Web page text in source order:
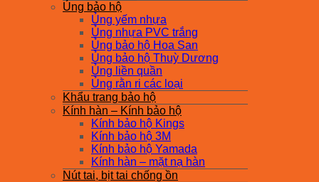
Ủng bảo hộ
Ủng yếm nhựa
Ủng nhựa PVC trắng
Ủng bảo hộ Hoa San
Ủng bảo hộ Thuỳ Dương
Ủng liền quần
Ủng rằn ri các loại
Khẩu trang bảo hộ
Kính hàn – Kính bảo hộ
Kính bảo hộ Kings
Kính bảo hộ 3M
Kính bảo hộ Yamada
Kính hàn – mặt nạ hàn
Nút tai, bịt tai chống ồn